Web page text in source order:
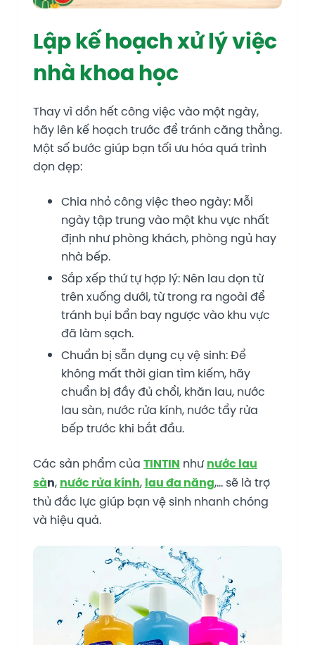
Lập kế hoạch xử lý việc
nhà khoa học
Thay vì dồn hết công việc vào một ngày,
hãy lên kế hoạch trước để tránh căng thẳng.
Một số bước giúp bạn tối ưu hóa quá trình
dọn dẹp:
Chia nhỏ công việc theo ngày: Mỗi
ngày tập trung vào một khu vực nhất
định như phòng khách, phòng ngủ hay
nhà bếp.
Sắp xếp thứ tự hợp lý: Nên lau dọn từ
trên xuống dưới, từ trong ra ngoài để
tránh bụi bẩn bay ngược vào khu vực
đã làm sạch.
Chuẩn bị sẵn dụng cụ vệ sinh: Để
không mất thời gian tìm kiếm, hãy
chuẩn bị đầy đủ chổi, khăn lau, nước
lau sàn, nước rửa kính, nước tẩy rửa
bếp trước khi bắt đầu.
Các sản phẩm của TINTIN nhưnước lau
sàn, nước rửa kính, lau đa năng,… sẽ là trợ
thủ đắc lực giúp bạn vệ sinh nhanh chóng
và hiệu quả.